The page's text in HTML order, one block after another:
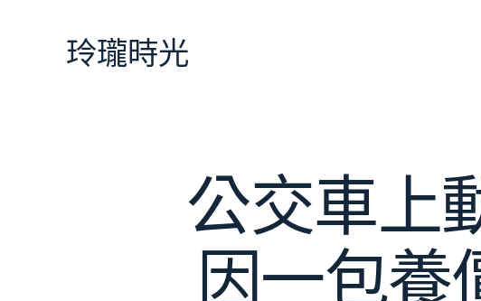
玲瓏時光
公交車上
因一包養